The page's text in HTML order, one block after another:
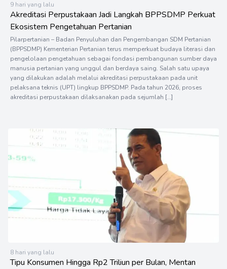
9 hari yang lalu
Akreditasi Perpustakaan Jadi Langkah BPPSDMP Perkuat
Ekosistem Pengetahuan Pertanian
Pilarpertanian – Badan Penyuluhan dan Pengembangan SDM Pertanian
(BPPSDMP) Kementerian Pertanian terus memperkuat budaya literasi dan
pengelolaan pengetahuan sebagai fondasi pembangunan sumber daya
manusia pertanian yang unggul dan berdaya saing. Salah satu upaya
yang dilakukan adalah melalui akreditasi perpustakaan pada unit
pelaksana teknis (UPT) lingkup BPPSDMP. Pada tahun 2026, proses
akreditasi perpustakaan dilaksanakan pada sejumlah […]
8 hari yang lalu
Tipu Konsumen Hingga Rp2 Triliun per Bulan, Mentan